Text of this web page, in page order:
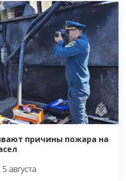
причины пожара на
августа